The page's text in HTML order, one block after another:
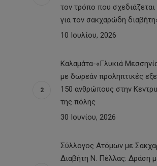
τον τρόπο που σχεδιάζεται
για τον σακχαρώδη
10 Ιουλίου, 2026
Καλαμάτα-«Γλυκιά
με δωρεάν προληπτικές
150 ανθρώπους στην
της πόλης
30 Ιουνίου, 2026
Σύλλογος Ατόμων με
Διαβήτη Ν. Πέλλας: Δράση